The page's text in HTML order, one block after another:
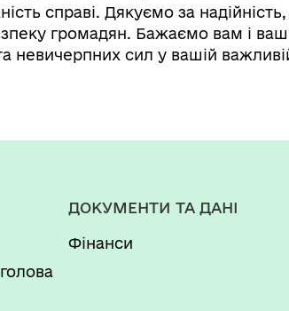
справі. Дякуємо за
громадян. Бажаємо вам і
невичерпних сил у вашій
ДОКУМЕНТИ ТА ДАНІ
Фінанси